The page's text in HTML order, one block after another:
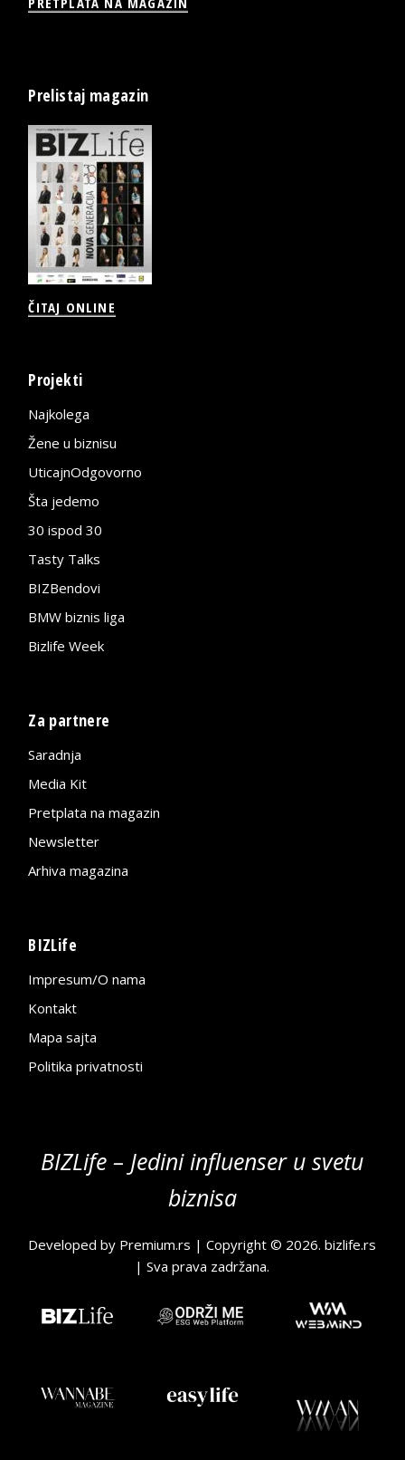
Prelistaj magazin
ČITAJ ONLINE
Projekti
Najkolega
Žene u biznisu
UticajnOdgovorno
Šta jedemo
30 ispod 30
Tasty Talks
BIZBendovi
BMW biznis liga
Bizlife Week
Za partnere
Saradnja
Media Kit
Pretplata na magazin
Newsletter
Arhiva magazina
BIZLife
Impresum/O nama
Kontakt
Mapa sajta
Politika privatnosti
BIZLife – Jedini influenser u svetu
biznisa
Developed by Premium.rs | Copyright © 2026.bizlife.rs
| Sva prava zadržana.